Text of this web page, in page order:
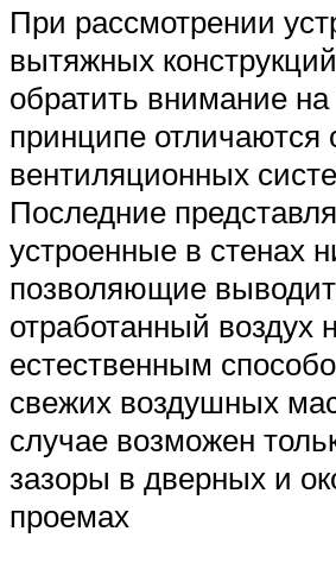
При рассмотрении
вытяжных
обратить внимание на
принципе отличаются
вентиляционных
Последние
устроенные в стенах
позволяющие
отработанный воздух
естественным
свежих воздушных
случае возможен
зазоры в дверных и
проемах